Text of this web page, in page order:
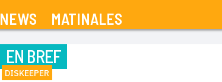
NEWS MATINALES
EN BREF
DISKEEPER